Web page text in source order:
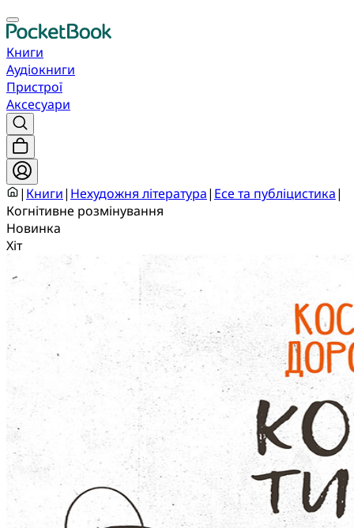
Книги
Аудіокниги
Пристрої
Аксесуари
| Книги| Нехудожня література| Есе та публіцистика|
Когнітивне розмінування
Новинка
Хіт